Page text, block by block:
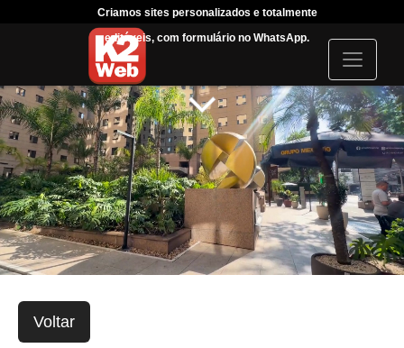
Criamos sites personalizados e totalmente
editáveis, com formulário no WhatsApp.
I
c
o
n
Voltar